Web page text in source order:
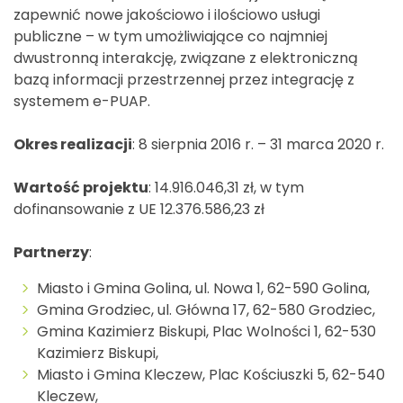
zapewnić nowe jakościowo i ilościowo usługi
publiczne – w tym umożliwiające co najmniej
dwustronną interakcję, związane z elektroniczną
bazą informacji przestrzennej przez integrację z
systemem e-PUAP.
Okres realizacji: 8 sierpnia 2016 r. – 31 marca 2020 r.
Wartość projektu: 14.916.046,31 zł, w tym
dofinansowanie z UE 12.376.586,23 zł
Partnerzy:
Miasto i Gmina Golina, ul. Nowa 1, 62-590 Golina,
Gmina Grodziec, ul. Główna 17, 62-580 Grodziec,
Gmina Kazimierz Biskupi, Plac Wolności 1, 62-530
Kazimierz Biskupi,
Miasto i Gmina Kleczew, Plac Kościuszki 5, 62-540
Kleczew,